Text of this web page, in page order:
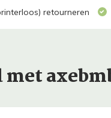
retourneren
met